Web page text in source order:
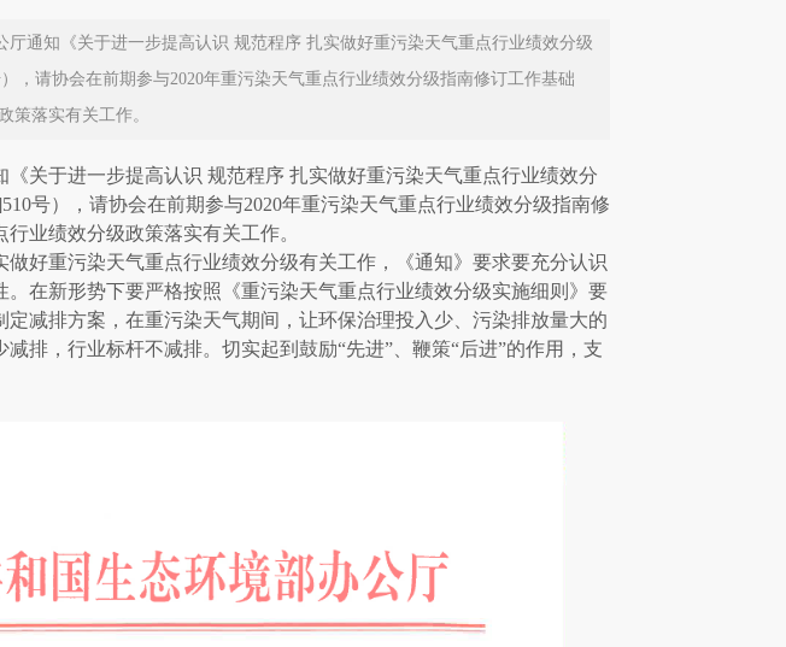
通知《关于进一步提高认识 规范程序 扎实做好重污染天气重点行业绩效分级
，请协会在前期参与2020年重污染天气重点行业绩效分级指南修订工作基础
策落实有关工作。
《关于进一步提高认识 规范程序 扎实做好重污染天气重点行业绩效分
号），请协会在前期参与2020年重污染天气重点行业绩效分级指南修
业绩效分级政策落实有关工作。
好重污染天气重点行业绩效分级有关工作，《通知》要求要充分认识
在新形势下要严格按照《重污染天气重点行业绩效分级实施细则》要
减排方案，在重污染天气期间，让环保治理投入少、污染排放量大的
排，行业标杆不减排。切实起到鼓励“先进”、鞭策“后进”的作用，支